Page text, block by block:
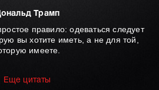
Трамп
правило: одеваться следует
вы хотите иметь, а не для той,
имеете.
Еще цитаты